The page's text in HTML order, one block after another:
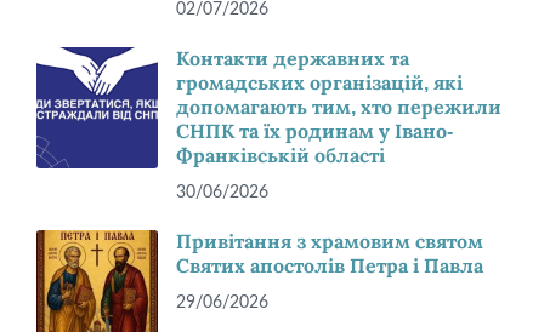
02/07/2026
Контакти державних та
громадських організацій, які
допомагають тим, хто пережили
СНПК та їх родинам у Івано-
Франківській області
30/06/2026
Привітання з храмовим святом
Святих апостолів Петра і Павла
29/06/2026